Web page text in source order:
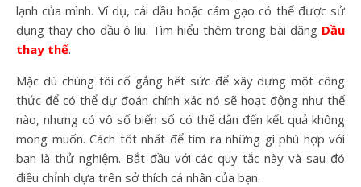
lạnh của mình. Ví dụ, cải dầu hoặc cám gạo có thể được sử
dụng thay cho dầu ô liu. Tìm hiểu thêm trong bài đăng Dầu
thay thế.
Mặc dù chúng tôi cố gắng hết sức để xây dựng một công
thức để có thể dự đoán chính xác nó sẽ hoạt động như thế
nào, nhưng có vô số biến số có thể dẫn đến kết quả không
mong muốn. Cách tốt nhất để tìm ra những gì phù hợp với
bạn là thử nghiệm. Bắt đầu với các quy tắc này và sau đó
điều chỉnh dựa trên sở thích cá nhân của bạn.